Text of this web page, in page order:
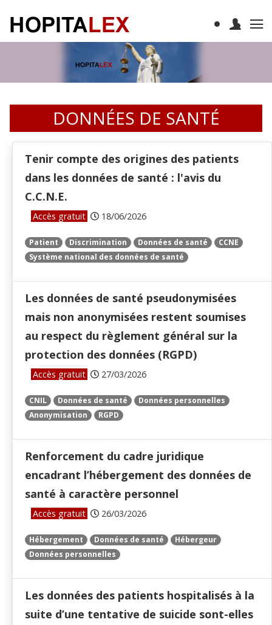
DONNÉES DE SANTÉ
Tenir compte des origines des patients
dans les données de santé : l'avis du
C.C.N.E.
Accès gratuit 18/06/2026
Patient Discrimination Données de santé
CCNE
Système national des données de santé
Les données de santé pseudonymisées
mais non anonymisées restent soumises
au respect du règlement général sur la
protection des données (RGPD)
Accès gratuit 27/03/2026
CNIL Données de santé
Données personnelles
Anonymisation
RGPD
Renforcement du cadre juridique
encadrant l’hébergement des données de
santé à caractère personnel
Accès gratuit 26/03/2026
Hébergement Données de santé
Hébergeur
Données personnelles
Les données des patients hospitalisés à la
suite d’une tentative de suicide sont-elles